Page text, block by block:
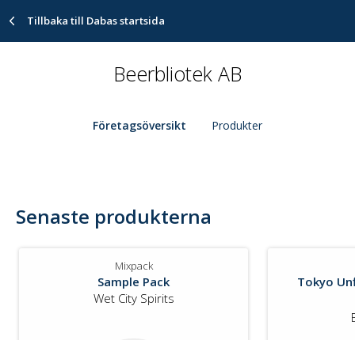
Tillbaka till Dabas startsida
Beerbliotek AB
Företagsöversikt Produkter
Senaste produkterna
Mixpack
Sample Pack
Wet City Spirits
Tokyo